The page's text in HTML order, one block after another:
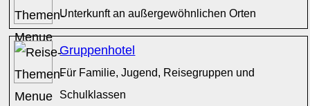
Unterkunft an außergewöhnlichen Orten
Gruppenhotel
Für Familie, Jugend, Reisegruppen und
Schulklassen